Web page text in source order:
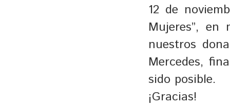
12 de
Mujeres”,
nuestros
Mercedes,
sido posible.
¡Gracias!